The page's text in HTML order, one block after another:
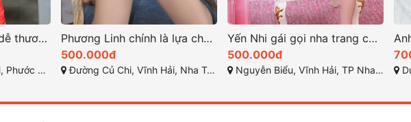
Bé Sam em gái cực dễ thương và đáng yêu nhé
Khánh Hòa
Phương Linh chính là lựa chọn hoàn hảo cho cuộc chơi
500.000đ
Đường Củ Chi, Vĩnh Hải, Nha Trang, Khánh Hòa
Yến Nhi gái gọi nha trang có nụ cười tỏa nắng và ánh mắt quyến rũ
500.000đ
Nguyễn Biểu, Vĩnh Hải, TP Nha Trang, Khánh Hòa